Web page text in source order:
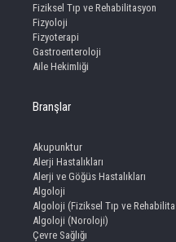
Fiziksel Tıp ve Rehabilitasyon
Fizyoloji
Fizyoterapi
Gastroenteroloji
Aile Hekimliği
Branşlar
Akupunktur
Alerji Hastalıkları
Alerji ve Göğüs Hastalıkları
Algoloji
Algoloji (Fiziksel Tıp ve
Algoloji (Noroloji)
Çevre Sağlığı